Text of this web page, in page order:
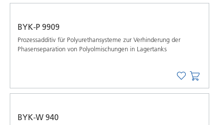
BYK-P 9909
Prozessadditiv für Polyurethansysteme zur Verhinderung der
Phasenseparation von Polyolmischungen in Lagertanks
BYK-W 940